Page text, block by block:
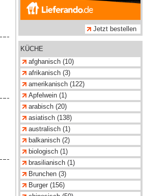
Jetzt bestellen
KÜCHE
afghanisch (10)
afrikanisch (3)
amerikanisch (122)
Apfelwein (1)
arabisch (20)
asiatisch (138)
australisch (1)
balkanisch (2)
biologisch (1)
brasilianisch (1)
Brunchen (3)
Burger (156)